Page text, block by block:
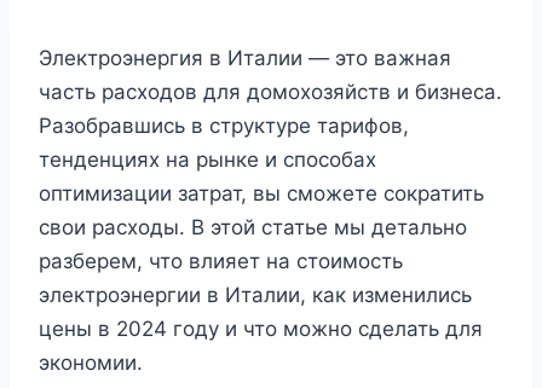
Электроэнергия в Италии — это важная
часть расходов для домохозяйств и бизнеса.
Разобравшись в структуре тарифов,
тенденциях на рынке и способах
оптимизации затрат, вы сможете сократить
свои расходы. В этой статье мы детально
разберем, что влияет на стоимость
электроэнергии в Италии, как изменились
цены в 2024 году и что можно сделать для
экономии.